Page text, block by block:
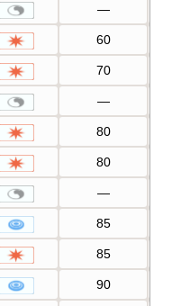
—
60
70
—
80
80
—
85
85
90